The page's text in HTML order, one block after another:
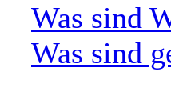
Was sind
Was sind